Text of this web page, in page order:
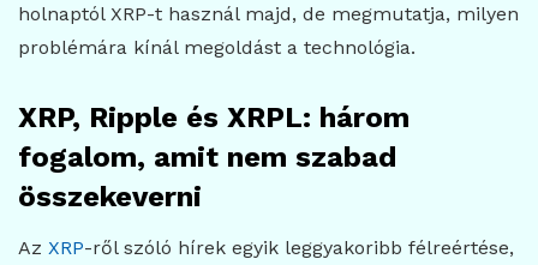
holnaptól XRP-t használ majd, de megmutatja, milyen
problémára kínál megoldást a technológia.
XRP, Ripple és XRPL: három
fogalom, amit nem szabad
összekeverni
Az XRP-ről szóló hírek egyik leggyakoribb félreértése,